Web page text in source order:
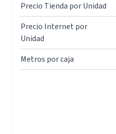
Precio Tienda por Unidad
Precio Internet por
Unidad
Metros por caja